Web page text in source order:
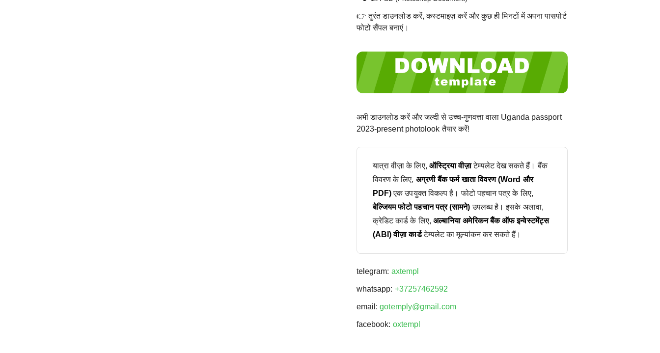
👉 तुरंत डाउनलोड करें, कस्टमाइज़ करें और कुछ ही मिनटों में अपना पासपोर्ट
फोटो सैंपल बनाएं।
अभी डाउनलोड करें और जल्दी से उच्च-गुणवत्ता वाला Uganda passport
2023-present photolook तैयार करें!
यात्रा वीज़ा के लिए, ऑस्ट्रिया वीज़ाटेम्पलेट देख सकते हैं। बैंक
विवरण के लिए, अग्रणी बैंक फर्म खाता विवरण (Word और
PDF)एक उपयुक्त विकल्प है। फोटो पहचान पत्र के लिए,
बेल्जियम फोटो पहचान पत्र (सामने) उपलब्ध है। इसके अलावा,
क्रेडिट कार्ड के लिए, अल्बानिया अमेरिकन बैंक ऑफ इन्वेस्टमेंट्स
(ABI) वीज़ा कार्डटेम्पलेट का मूल्यांकन कर सकते हैं।
telegram: axtempl
whatsapp: +37257462592
email:gotemply@gmail.com
facebook: oxtempl